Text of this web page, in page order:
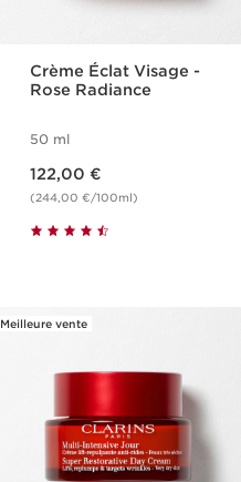
Crème Éclat Visage -
Rose Radiance
50 ml
122,00 €
(244,00 €/100ml)
Meilleure vente